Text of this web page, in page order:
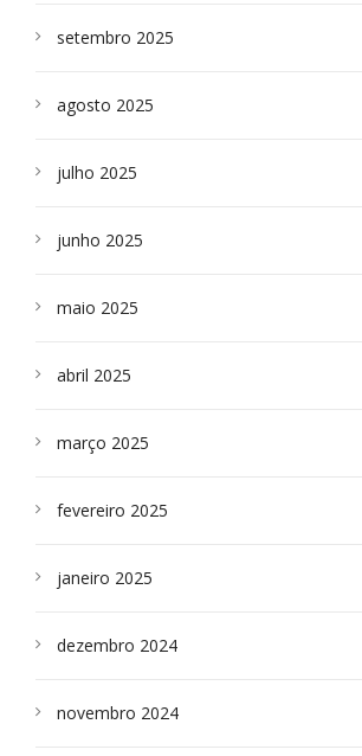
setembro 2025
agosto 2025
julho 2025
junho 2025
maio 2025
abril 2025
março 2025
fevereiro 2025
janeiro 2025
dezembro 2024
novembro 2024